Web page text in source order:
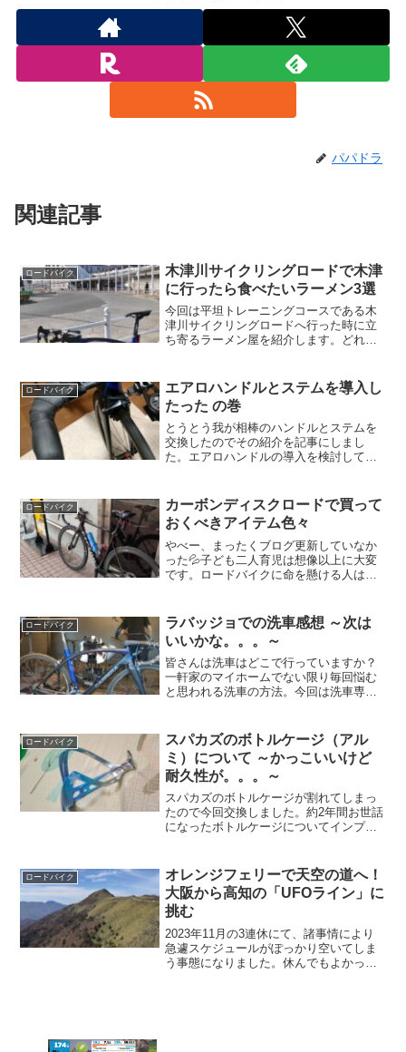
パパドラ
関連記事
ロードバイク
木津川サイクリングロードで木津
に行ったら食べたいラーメン3選
今回は平坦トレーニングコースである木
津川サイクリングロードへ行った時に立
ち寄るラーメン屋を紹介します。どれも
す！
ロードバイク
エアロハンドルとステムを導入し
たった の巻
とうとう我が相棒のハンドルとステムを
交換したのでその紹介を記事にしまし
た。エアロハンドルの導入を検討してい
いました。ハンドル： SL-70 Ergo
400mm カーボ...
ロードバイク
カーボンディスクロードで買って
おくべきアイテム色々
やべー、まったくブログ更新していなか
った💦子ども二人育児は想像以上に大変
です。ロードバイクに命を懸ける人は計
ておいてよかったアイテムや、買わなく
てよかった物を紹介した...
ロードバイク
ラバッジョでの洗車感想 ～次は
いいかな。。。～
皆さんは洗車はどこで行っていますか？
一軒家のマイホームでない限り毎回悩む
と思われる洗車の方法。今回は洗車専門
を過去に挙げていますので是非こちらも
読んでみてください。参考...
ロードバイク
スパカズのボトルケージ（アル
ミ）について ～かっこいいけど
耐久性が。。。～
スパカズのボトルケージが割れてしまっ
たので今回交換しました。約2年間お世話
になったボトルケージについてインプレ
対にいいと思います（笑）
ロードバイク
オレンジフェリーで天空の道へ！
大阪から高知の「UFOライン」に
挑む
2023年11月の3連休にて、諸事情により
急遽スケジュールがぽっかり空いてしま
う事態になりました。休んでもよかった